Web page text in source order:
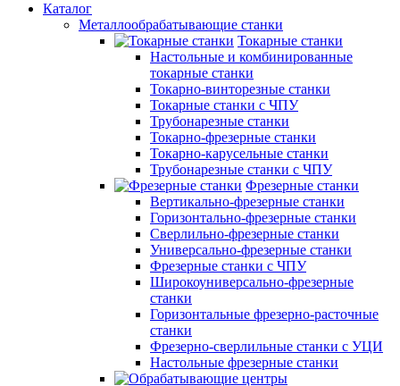
Каталог
Металлообрабатывающие станки
Токарные станки
Настольные и комбинированные
токарные станки
Токарно-винторезные станки
Токарные станки с ЧПУ
Трубонарезные станки
Токарно-фрезерные станки
Токарно-карусельные станки
Трубонарезные станки с ЧПУ
Фрезерные станки
Вертикально-фрезерные станки
Горизонтально-фрезерные станки
Сверлильно-фрезерные станки
Универсально-фрезерные станки
Фрезерные станки с ЧПУ
Широкоуниверсально-фрезерные
станки
Горизонтальные фрезерно-расточные
станки
Фрезерно-сверлильные станки с УЦИ
Настольные фрезерные станки